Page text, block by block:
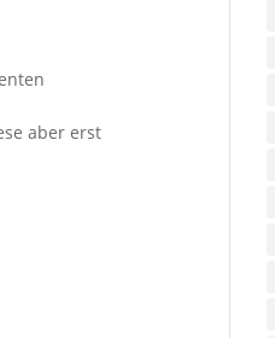
aber erst